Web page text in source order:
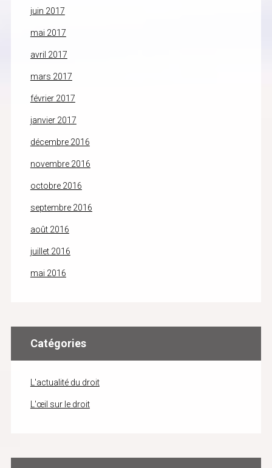
juin 2017
mai 2017
avril 2017
mars 2017
février 2017
janvier 2017
décembre 2016
novembre 2016
octobre 2016
septembre 2016
août 2016
juillet 2016
mai 2016
Catégories
L'actualité du droit
L'œil sur le droit